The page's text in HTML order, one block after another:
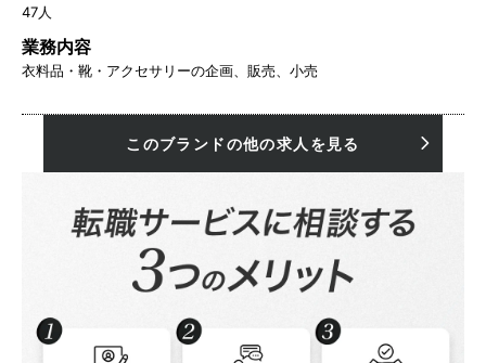
47人
業務内容
衣料品・靴・アクセサリーの企画、販売、小売
このブランドの他の求人を見る